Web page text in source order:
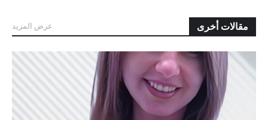
مقالات أخرى عرض المزيد